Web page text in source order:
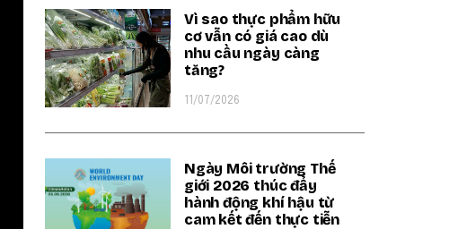
Vì sao thực phẩm hữu
cơ vẫn có giá cao dù
nhu cầu ngày càng
tăng?
11/07/2026
Ngày Môi trường Thế
giới 2026 thúc đẩy
hành động khí hậu từ
cam kết đến thực tiễn